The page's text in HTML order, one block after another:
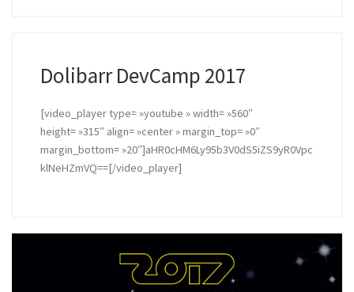
Dolibarr DevCamp 2017
[video_player type= »youtube » width= »560″
height= »315″ align= »center » margin_top= »0″
margin_bottom= »20″]aHR0cHM6Ly95b3V0dS5iZS9yR0Vpc
klNeHZmVQ==[/video_player]